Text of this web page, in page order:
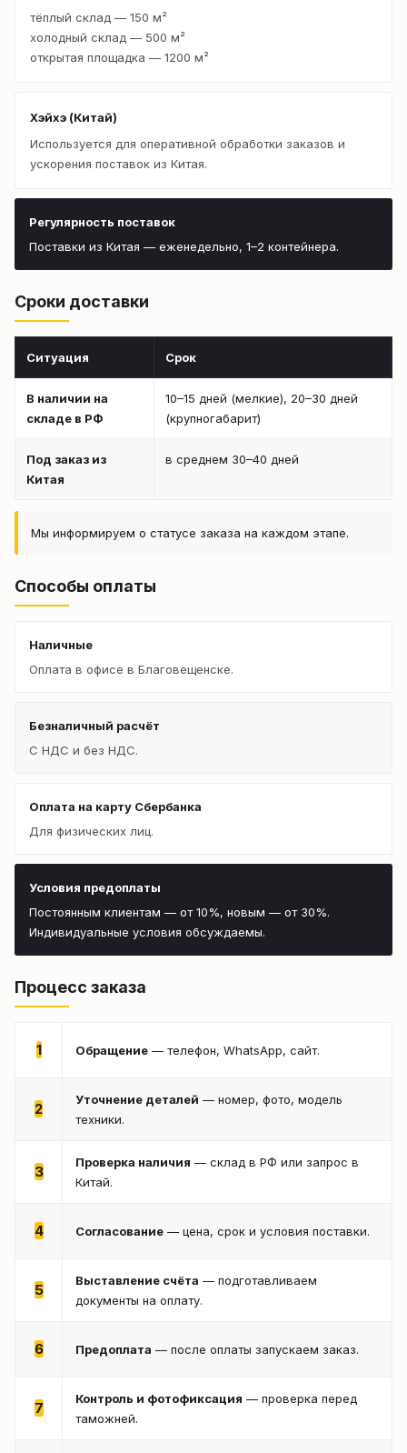
тёплый склад — 150 м²
холодный склад — 500 м²
открытая площадка — 1200 м²
Хэйхэ (Китай)
Используется для оперативной обработки заказов и
ускорения поставок из Китая.
Регулярность поставок
Поставки из Китая — еженедельно, 1–2 контейнера.
Сроки доставки
Ситуация Срок
В наличии на
складе в РФ
10–15 дней (мелкие), 20–30 дней
(крупногабарит)
Под заказ из
Китая
в среднем 30–40 дней
Мы информируем о статусе заказа на каждом этапе.
Способы оплаты
Наличные
Оплата в офисе в Благовещенске.
Безналичный расчёт
С НДС и без НДС.
Оплата на карту Сбербанка
Для физических лиц.
Условия предоплаты
Постоянным клиентам — от 10%, новым — от 30%.
Индивидуальные условия обсуждаемы.
Процесс заказа
1 Обращение — телефон, WhatsApp, сайт.
2
Уточнение деталей — номер, фото, модель
техники.
3
Проверка наличия — склад в РФ или запрос в
Китай.
4 Согласование — цена, срок и условия поставки.
5
Выставление счёта — подготавливаем
документы на оплату.
6 Предоплата — после оплаты запускаем заказ.
7
Контроль и фотофиксация — проверка перед
таможней.